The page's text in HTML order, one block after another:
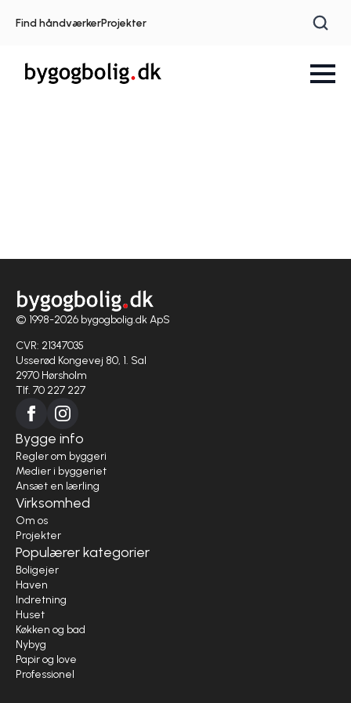
Find håndværkerProjekter
© 1998-2026 bygogbolig.dk ApS
CVR: 21347035
Usserød Kongevej 80, 1. Sal
2970 Hørsholm
Tlf. 70 227 227
Bygge info
Regler om byggeri
Medier i byggeriet
Ansæt en lærling
Virksomhed
Om os
Projekter
Populærer kategorier
Boligejer
Haven
Indretning
Huset
Køkken og bad
Nybyg
Papir og love
Professionel